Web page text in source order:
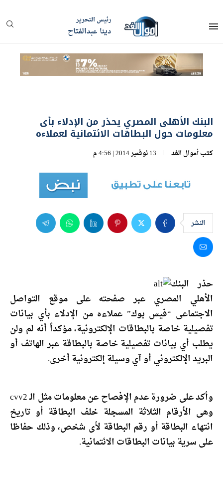
رئيس التحرير
دينا عبدالفتاح
البنك الأهلى المصري يحذر من الإدلاء بأى
معلومات حول البطاقات الائتمانية لعملاءه
كتبأموال الغد 13 نوفمبر 2014 | 4:56 م
النشر
حذر البنك
الأهلي المصري عبر صفحته على موقع التواصل
الاجتماعى “فيس بوك” عملاءه من الإدلاء بأي بيانات
تفصيلية خاصة بالبطاقات الإلكترونية، مؤكداً أنه لم ولن
يطلب أي بيانات تفصيلية خاصة بالبطاقة عبر الهاتف أو
البريد الإلكتروني أو آي وسيلة إلكترونية أخرى.
وأكد على ضرورة عدم الإفصاح عن معلومات مثل الـ cvv2
وهى الأرقام الثلاثة المسجلة خلف البطاقة أو تاريخ
انتهاء البطاقة أو رقم البطاقة لأى شخص، وذلك حفاظا
على سرية بيانات البطاقات الائتمانية.